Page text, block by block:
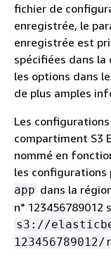
fichier de
enregistrée, le
enregistrée est
spécifiées dans la
les options dans
de plus amples
Les
compartiment S3
nommé en
les configurations
app dans la
n°
s3://